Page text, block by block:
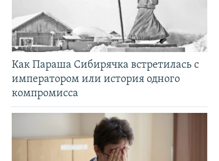
Как Параша Сибирячка встретилась с
императором или история одного
компромисса